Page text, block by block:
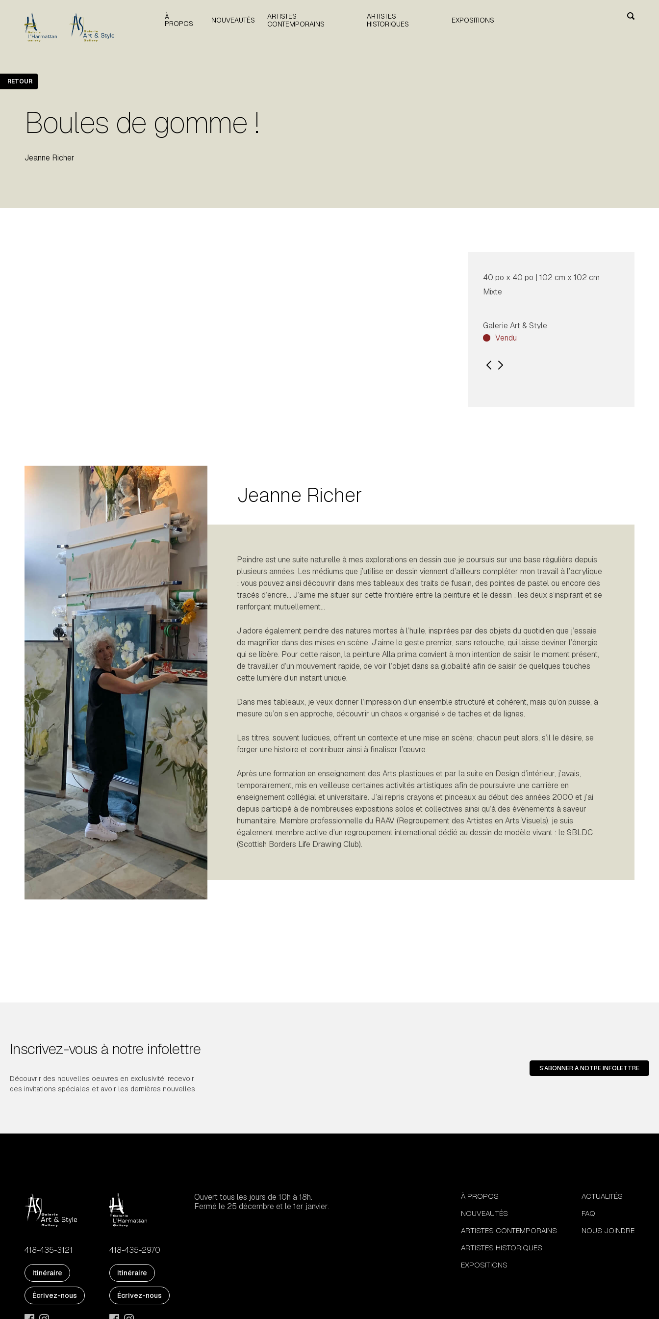
À
PROPOS NOUVEAUTÉS
ARTISTES
CONTEMPORAINS
ARTISTES
HISTORIQUES
EXPOSITIONS
Boules de gomme !
Jeanne Richer
RETOUR
40 po x 40 po | 102 cm x 102 cm
Mixte
Galerie Art & Style
Vendu
Jeanne Richer
Peindre est une suite naturelle à mes explorations en dessin que je poursuis sur une base régulière depuis
plusieurs années. Les médiums que j’utilise en dessin viennent d’ailleurs compléter mon travail à l’acrylique
: vous pouvez ainsi découvrir dans mes tableaux des traits de fusain, des pointes de pastel ou encore des
tracés d’encre… J’aime me situer sur cette frontière entre la peinture et le dessin : les deux s’inspirant et se
renforçant mutuellement…
J’adore également peindre des natures mortes à l’huile, inspirées par des objets du quotidien que j’essaie
de magnifier dans des mises en scène. J’aime le geste premier, sans retouche, qui laisse deviner l’énergie
qui se libère. Pour cette raison, la peinture Alla prima convient à mon intention de saisir le moment présent,
de travailler d’un mouvement rapide, de voir l’objet dans sa globalité afin de saisir de quelques touches
cette lumière d’un instant unique.
Dans mes tableaux, je veux donner l’impression d’un ensemble structuré et cohérent, mais qu’on puisse, à
mesure qu’on s’en approche, découvrir un chaos « organisé » de taches et de lignes.
Les titres, souvent ludiques, offrent un contexte et une mise en scène; chacun peut alors, s’il le désire, se
forger une histoire et contribuer ainsi à finaliser l’œuvre.
Après une formation en enseignement des Arts plastiques et par la suite en Design d’intérieur, j’avais,
temporairement, mis en veilleuse certaines activités artistiques afin de poursuivre une carrière en
enseignement collégial et universitaire. J’ai repris crayons et pinceaux au début des années 2000 et j’ai
depuis participé à de nombreuses expositions solos et collectives ainsi qu’à des évènements à saveur
humanitaire. Membre professionnelle du RAAV (Regroupement des Artistes en Arts Visuels), je suis
également membre active d’un regroupement international dédié au dessin de modèle vivant : le SBLDC
(Scottish Borders Life Drawing Club).
Inscrivez-vous à notre infolettre
Découvrir des nouvelles oeuvres en exclusivité, recevoir
des invitations spéciales et avoir les dernières nouvelles
S'ABONNER À NOTRE INFOLETTRE
418-435-3121
Itinéraire
Écrivez-nous
418-435-2970
Itinéraire
Écrivez-nous
Ouvert tous les jours de 10h à 18h.
Fermé le 25 décembre et le 1er janvier.
À PROPOS
NOUVEAUTÉS
ARTISTES CONTEMPORAINS
ARTISTES HISTORIQUES
EXPOSITIONS
ACTUALITÉS
FAQ
NOUS JOINDRE